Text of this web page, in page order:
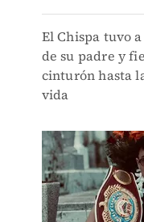
El Chispa tuvo
de su padre y
cinturón hasta
vida